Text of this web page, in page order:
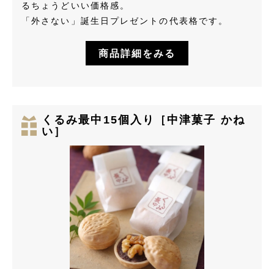
るちょうどいい価格感。
「外さない」誕生日プレゼントの代表格です。
商品詳細をみる
くるみ最中15個入り［中津菓子 かね
い］